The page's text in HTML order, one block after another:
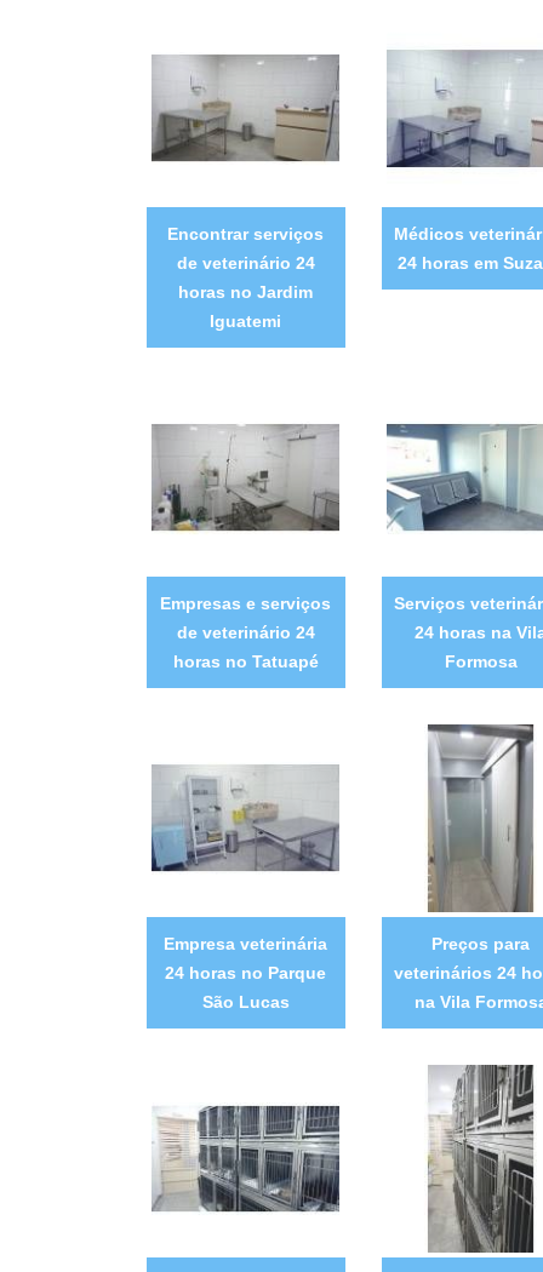
Encontrar serviços
de veterinário 24
horas no Jardim
Iguatemi
Médicos
24 horas em
Empresas e serviços
de veterinário 24
horas no Tatuapé
Serviços
24 horas na
Formosa
Empresa veterinária
24 horas no Parque
São Lucas
Preços para
veterinários 24
na Vila